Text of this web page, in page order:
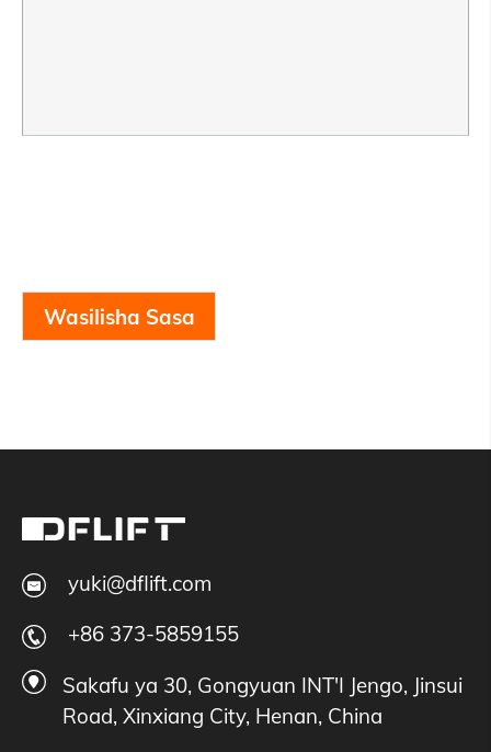
Wasilisha Sasa
yuki@dflift.com
+86 373-5859155
Sakafu ya 30, Gongyuan INT'I Jengo, Jinsui
Road, Xinxiang City, Henan, China